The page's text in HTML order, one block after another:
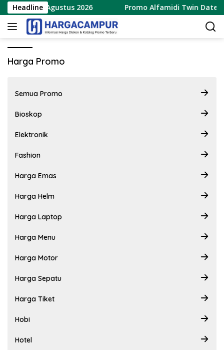
Langsung
ke
konten
Headline
8 – 9 Agustus 2026 Promo Alfamidi Twin Date
Harga Promo
Semua Promo
Bioskop
Elektronik
Fashion
Harga Emas
Harga Helm
Harga Laptop
Harga Menu
Harga Motor
Harga Sepatu
Harga Tiket
Hobi
Hotel